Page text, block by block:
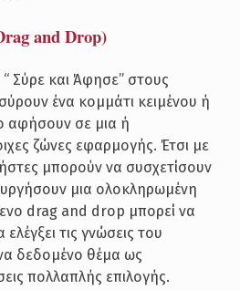
and Drop)
Σύρε και Άφησε” στους
ένα κομμάτι κειμένου ή
αφήσουν σε μια ή
ζώνες εφαρμογής. Έτσι με
μπορούν να συσχετίσουν
μια ολοκληρωμένη
drag and drop μπορεί να
τις γνώσεις του
δεδομένο θέμα ως
πολλαπλής επιλογής.